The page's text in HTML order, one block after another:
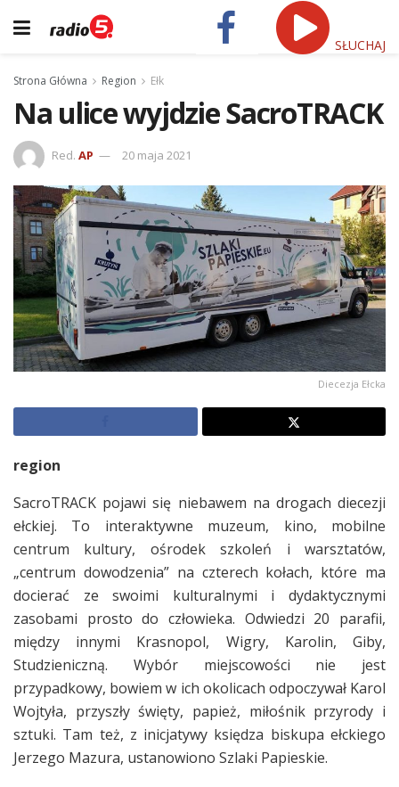
SŁUCHAJ
Strona Główna Region Ełk
Na ulice wyjdzie SacroTRACK
Red. AP 20 maja 2021
Diecezja Ełcka
region
SacroTRACK pojawi się niebawem na drogach diecezji
ełckiej. To interaktywne muzeum, kino, mobilne
centrum kultury, ośrodek szkoleń i warsztatów,
„centrum dowodzenia” na czterech kołach, które ma
docierać ze swoimi kulturalnymi i dydaktycznymi
zasobami prosto do człowieka. Odwiedzi 20 parafii,
między innymi Krasnopol, Wigry, Karolin, Giby,
Studzieniczną. Wybór miejscowości nie jest
przypadkowy, bowiem w ich okolicach odpoczywał Karol
Wojtyła, przyszły święty, papież, miłośnik przyrody i
sztuki. Tam też, z inicjatywy księdza biskupa ełckiego
Jerzego Mazura, ustanowiono Szlaki Papieskie.